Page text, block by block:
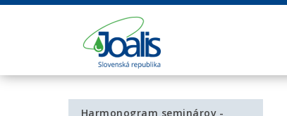
Harmonogram seminárov -